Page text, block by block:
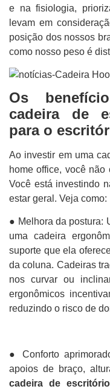
e na fisiologia,
levam em
posição dos nossos
como nosso peso é
Os
cadeira de
para o
Ao investir em uma
home office, você não
Você está investindo
estar geral. Veja como:
● Melhora da postura:
uma cadeira
suporte que ela
da coluna. Cadeiras
nos curvar ou
ergonômicos
reduzindo o risco de
● Conforto
apoios de braço,
cadeira de